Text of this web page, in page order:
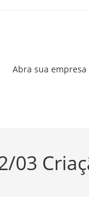
Abra sua empresa
03